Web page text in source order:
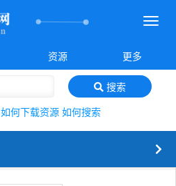
菜
资源 更多
搜索
如何下载资源 如何搜索